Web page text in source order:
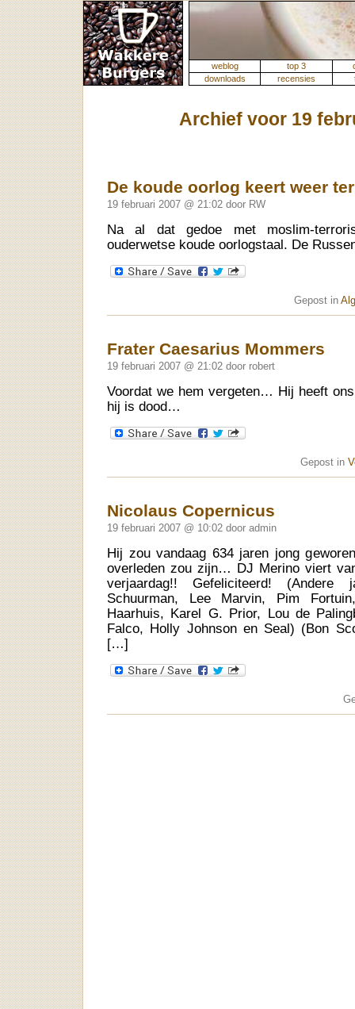
weblog top 3
downloads
recensies
Archief voor 19
De koude oorlog keert weer
19 februari 2007 @ 21:02 door RW
Na al dat gedoe met moslim-
ouderwetse koude oorlogstaal. De
Gepost in
Frater Caesarius Mommers
19 februari 2007 @ 21:02 door robert
Voordat we hem vergeten… Hij heeft
hij is dood…
Gepost in
Nicolaus Copernicus
19 februari 2007 @ 10:02 door admin
Hij zou vandaag 634 jaren jong
overleden zou zijn… DJ Merino viert
verjaardag!! Gefeliciteerd! (Andere
Schuurman, Lee Marvin, Pim
Haarhuis, Karel G. Prior, Lou de
Falco, Holly Johnson en Seal) (Bon
[…]